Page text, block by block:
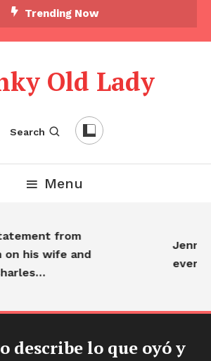
Trending Now
Old Lady
Search
Menu
from
his wife and
describe lo que oyó y